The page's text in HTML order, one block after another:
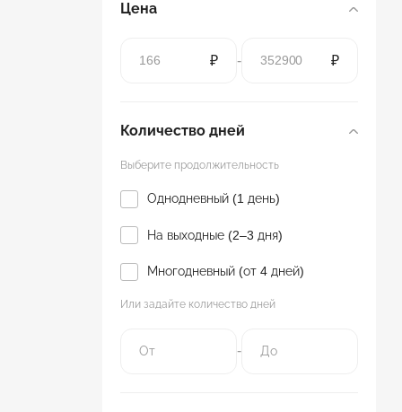
Цена
₽ - ₽
Количество дней
Выберите продолжительность
Однодневный (1 день)
На выходные (2–3 дня)
Многодневный (от 4 дней)
Или задайте количество дней
-